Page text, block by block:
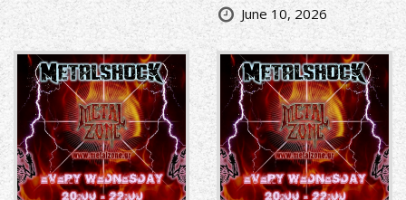
June 10, 2026